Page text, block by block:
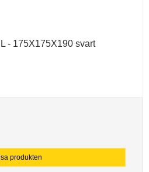
- 175X175X190 svart
produkten